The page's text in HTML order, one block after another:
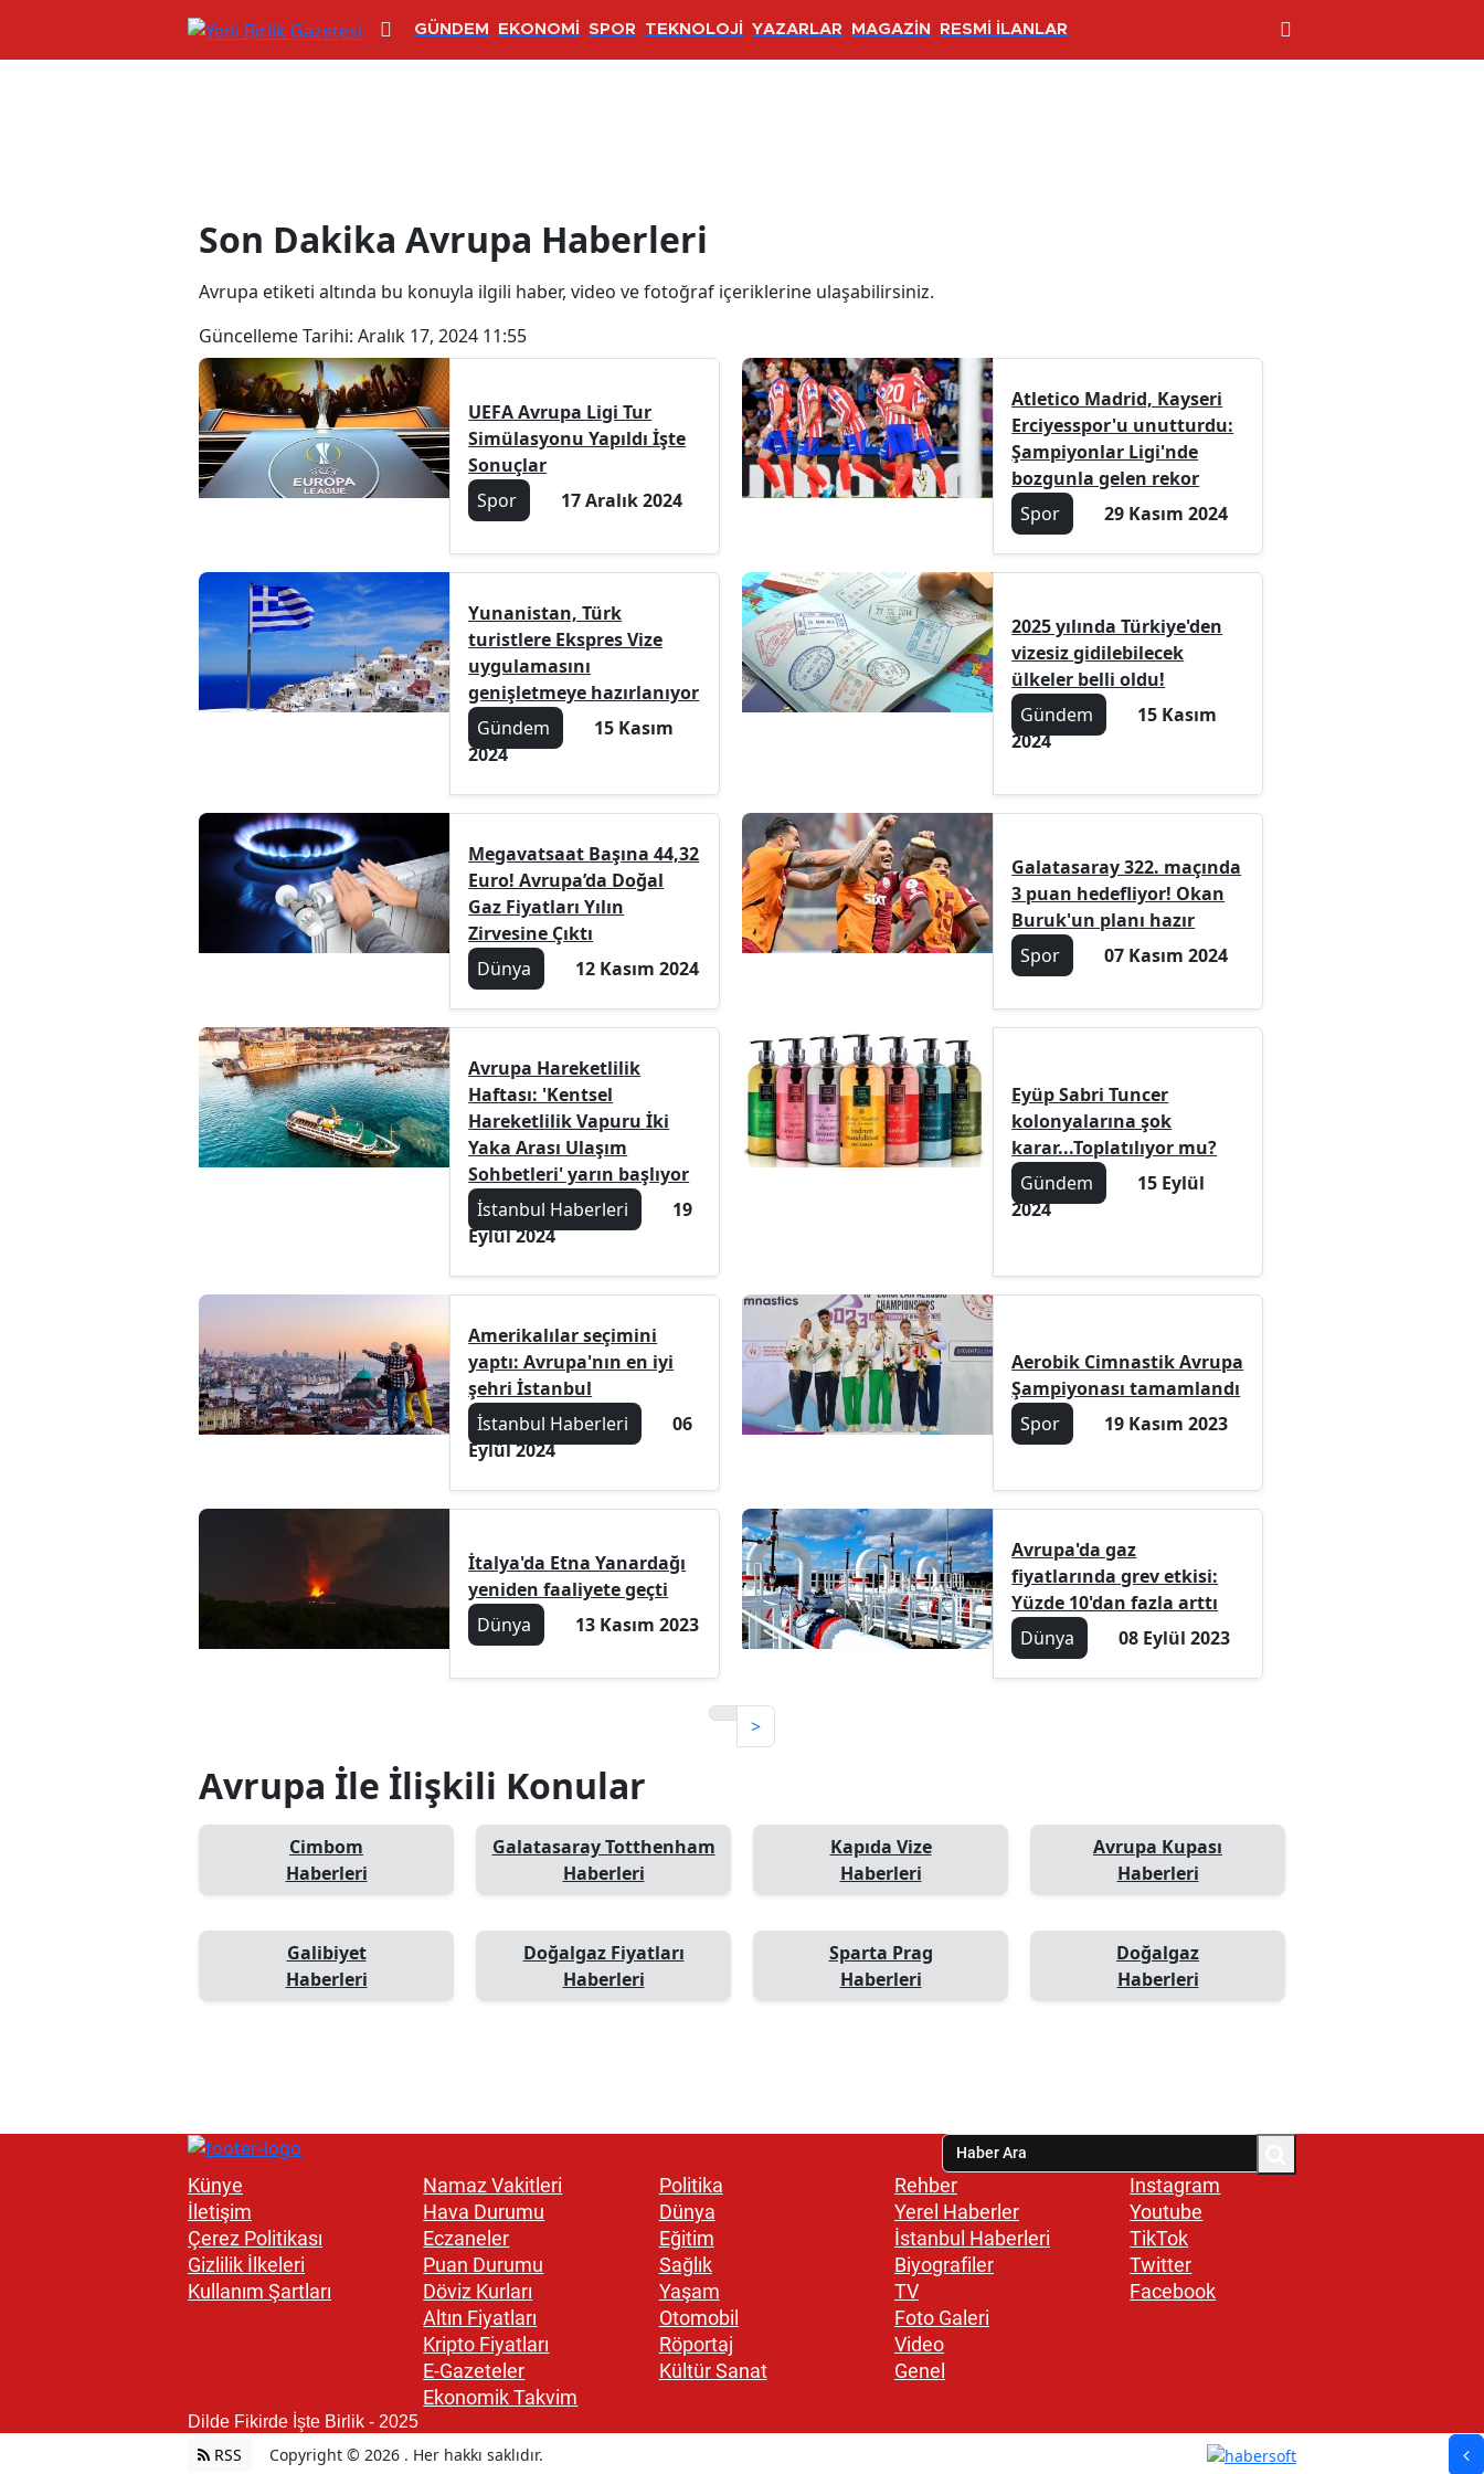
GÜNDEM EKONOMİ SPOR TEKNOLOJİ YAZARLAR MAGAZİN RESMİ İLANLAR
Son Dakika Avrupa Haberleri
Avrupa etiketi altında bu konuyla ilgili haber, video ve fotoğraf içeriklerine ulaşabilirsiniz.
Güncelleme Tarihi: Aralık 17, 2024 11:55
UEFA Avrupa Ligi Tur
Simülasyonu Yapıldı İşte
Sonuçlar
Spor
17 Aralık 2024
Atletico Madrid, Kayseri
Erciyesspor'u unutturdu:
Şampiyonlar Ligi'nde
bozgunla gelen rekor
Spor
29 Kasım 2024
Yunanistan, Türk
turistlere Ekspres Vize
uygulamasını
genişletmeye hazırlanıyor
Gündem
15 Kasım
2024
2025 yılında Türkiye'den
vizesiz gidilebilecek
ülkeler belli oldu!
Gündem
15 Kasım
2024
Megavatsaat Başına 44,32
Euro! Avrupa’da Doğal
Gaz Fiyatları Yılın
Zirvesine Çıktı
Dünya
12 Kasım 2024
Galatasaray 322. maçında
3 puan hedefliyor! Okan
Buruk'un planı hazır
Spor
07 Kasım 2024
Avrupa Hareketlilik
Haftası: 'Kentsel
Hareketlilik Vapuru İki
Yaka Arası Ulaşım
Sohbetleri' yarın başlıyor
İstanbul Haberleri
19
Eylül 2024
Eyüp Sabri Tuncer
kolonyalarına şok
karar...Toplatılıyor mu?
Gündem
15 Eylül
2024
Amerikalılar seçimini
yaptı: Avrupa'nın en iyi
şehri İstanbul
İstanbul Haberleri
06
Eylül 2024
Aerobik Cimnastik Avrupa
Şampiyonası tamamlandı
Spor
19 Kasım 2023
İtalya'da Etna Yanardağı
yeniden faaliyete geçti
Dünya
13 Kasım 2023
Avrupa'da gaz
fiyatlarında grev etkisi:
Yüzde 10'dan fazla arttı
Dünya
08 Eylül 2023
>
Avrupa İle İlişkili Konular
Cimbom
Haberleri
Galatasaray Totthenham
Haberleri
Kapıda Vize
Haberleri
Avrupa Kupası
Haberleri
Galibiyet
Haberleri
Doğalgaz Fiyatları
Haberleri
Sparta Prag
Haberleri
Doğalgaz
Haberleri
Künye
İletişim
Çerez Politikası
Gizlilik İlkeleri
Kullanım Şartları
Namaz Vakitleri
Hava Durumu
Eczaneler
Puan Durumu
Döviz Kurları
Altın Fiyatları
Kripto Fiyatları
E-Gazeteler
Ekonomik Takvim
Politika
Dünya
Eğitim
Sağlık
Yaşam
Otomobil
Röportaj
Kültür Sanat
Rehber
Yerel Haberler
İstanbul Haberleri
Biyografiler
TV
Foto Galeri
Video
Genel
Instagram
Youtube
TikTok
Twitter
Facebook
Dilde Fikirde İşte Birlik - 2025
RSS Copyright © 2026 . Her hakkı saklıdır.